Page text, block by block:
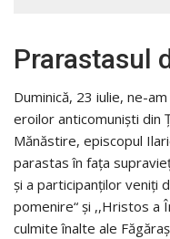
Prarastasul
Duminică, 23 iulie, ne-
eroilor anticomuniști din
Mănăstire, episcopul
parastas în fața
și a participanților veniți
pomenire“ și ,,Hristos a
culmite înalte ale